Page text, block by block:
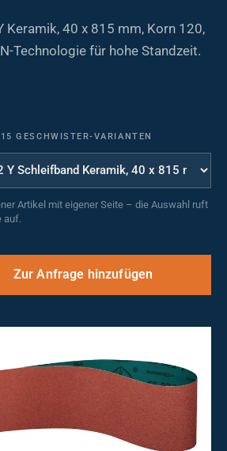
Keramik, 40 x 815 mm, Korn 120,
Technologie für hohe Standzeit.
15 GESCHWISTER-VARIANTEN
Artikel mit eigener Seite – die Auswahl ruft
auf.